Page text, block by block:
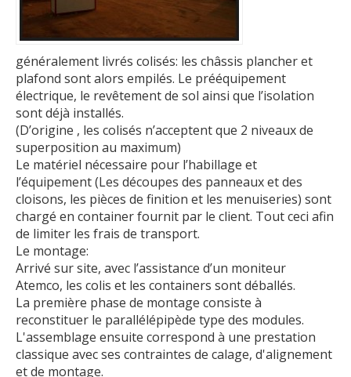
généralement livrés colisés: les châssis plancher et
plafond sont alors empilés. Le prééquipement
électrique, le revêtement de sol ainsi que l’isolation
sont déjà installés.
(D’origine , les colisés n’acceptent que 2 niveaux de
superposition au maximum)
Le matériel nécessaire pour l’habillage et
l’équipement (Les découpes des panneaux et des
cloisons, les pièces de finition et les menuiseries) sont
chargé en container fournit par le client. Tout ceci afin
de limiter les frais de transport.
Le montage:
Arrivé sur site, avec l’assistance d’un moniteur
Atemco, les colis et les containers sont déballés.
La première phase de montage consiste à
reconstituer le parallélépipède type des modules.
L'assemblage ensuite correspond à une prestation
classique avec ses contraintes de calage, d'alignement
et de montage.